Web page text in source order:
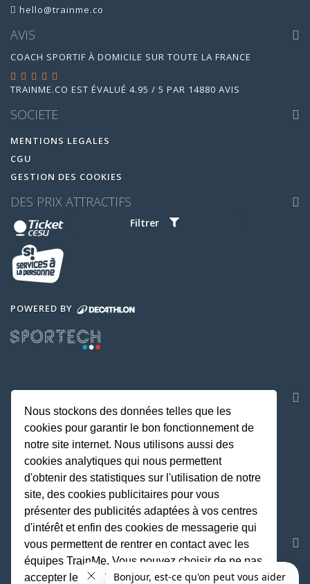
Filtrer
hello@trainme.co
AVIS
COACH SPORTIF À DOMICILE SUR TOUTE LA FRANCE
TRAINME.CO EST ÉVALUÉ 4.95 / 5 PAR 14880 AVIS
SOCIETE
MENTIONS LEGALES
CGU
GESTION DES COOKIES
DES PRIX ATTRACTIFS
POWERED BY
REJOIGNEZ LA COMMUNAUTE
Nous stockons des données telles que les
cookies pour garantir le bon fonctionnement de
notre site internet. Nous utilisons aussi des
cookies analytiques qui nous permettent
d'obtenir des statistiques sur l'utilisation de notre
site, des cookies publicitaires pour vous
présenter des publicités adaptées à vos centres
d'intérêt et enfin des cookies de messagerie qui
vous permettent de rentrer en contact avec les
équipes TrainMe. Vous pouvez choisir de ne pas
accepter les cookies non indispensables au